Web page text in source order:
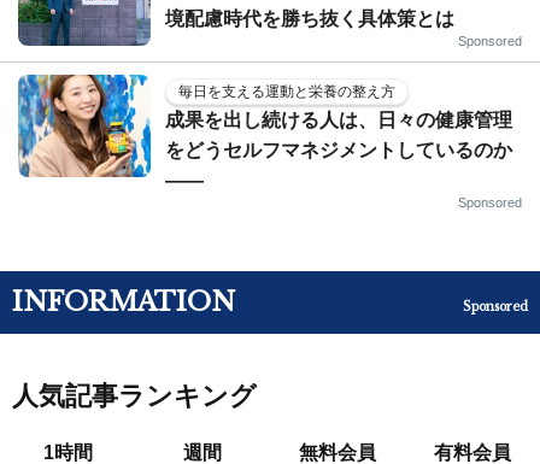
境配慮時代を勝ち抜く具体策とは
Sponsored
毎日を支える運動と栄養の整え方
成果を出し続ける人は、日々の健康管理
をどうセルフマネジメントしているのか
——
Sponsored
INFORMATION Sponsored
人気記事ランキング
1時間 週間 無料会員 有料会員